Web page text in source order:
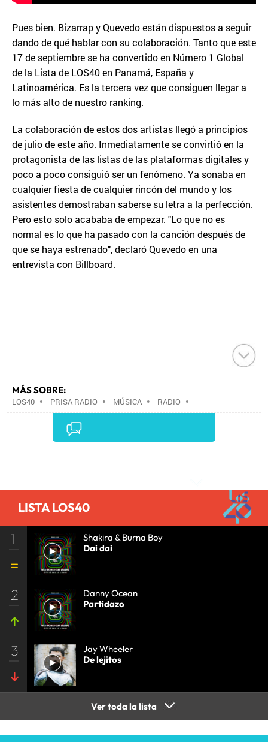
Pues bien. Bizarrap y Quevedo están dispuestos a seguir
dando de qué hablar con su colaboración. Tanto que este
17 de septiembre se ha convertido en Número 1 Global
de la Lista de LOS40 en Panamá, España y
Latinoamérica. Es la tercera vez que consiguen llegar a
lo más alto de nuestro ranking.
La colaboración de estos dos artistas llegó a principios
de julio de este año. Inmediatamente se convirtió en la
protagonista de las listas de las plataformas digitales y
poco a poco consiguió ser un fenómeno. Ya sonaba en
cualquier fiesta de cualquier rincón del mundo y los
asistentes demostraban saberse su letra a la perfección.
Pero esto solo acababa de empezar. "Lo que no es
normal es lo que ha pasado con la canción después de
que se haya estrenado", declaró Quevedo en una
entrevista con Billboard.
MÁS SOBRE:
LOS40 • PRISA RADIO • MÚSICA • RADIO •
GRUPO PRISA•GRUPO COMUNICACIÓN•MEDIOS
COMUNICACIÓN•
LISTA LOS40
1
Shakira & Burna Boy
Dai dai
2
Danny Ocean
Partidazo
3
Jay Wheeler
De lejitos
Ver toda la lista